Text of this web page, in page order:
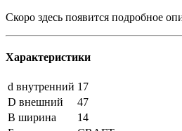
Скоро здесь появится подробное
Характеристики
d внутренний 17
D внешний
47
B ширина
14